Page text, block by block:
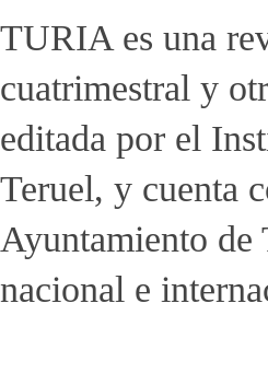
TURIA es una
cuatrimestral y
editada por el
Teruel, y cuenta
Ayuntamiento
nacional e